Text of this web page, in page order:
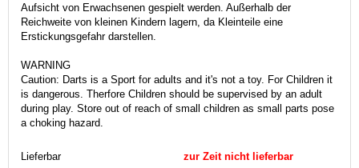
Aufsicht von Erwachsenen gespielt werden. Außerhalb der
Reichweite von kleinen Kindern lagern, da Kleinteile eine
Erstickungsgefahr darstellen.
WARNING
Caution: Darts is a Sport for adults and it's not a toy. For Children it
is dangerous. Therfore Children should be supervised by an adult
during play. Store out of reach of small children as small parts pose
a choking hazard.
Lieferbar
zur Zeit nicht lieferbar